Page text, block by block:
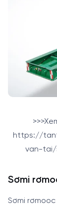
https://
van-tai/
Sơmi
Sơmi